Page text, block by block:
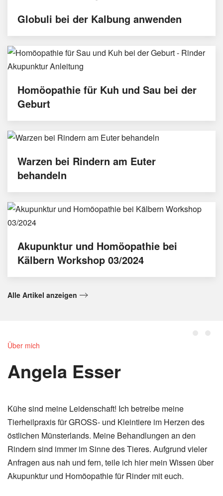
Globuli bei der Kalbung anwenden
Homöopathie für Kuh und Sau bei der
Geburt
Warzen bei Rindern am Euter
behandeln
Akupunktur und Homöopathie bei
Kälbern Workshop 03/2024
Alle Artikel anzeigen
Über mich
Angela Esser
Kühe sind meine Leidenschaft! Ich betreibe meine
Tierheilpraxis für GROSS- und Kleintiere im Herzen des
östlichen Münsterlands. Meine Behandlungen an den
Rindern sind immer im Sinne des Tieres. Aufgrund vieler
Anfragen aus nah und fern, teile ich hier mein Wissen über
Akupunktur und Homöopathie für Rinder mit euch.